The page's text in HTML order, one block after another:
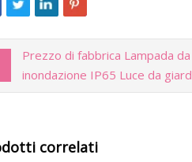
Prezzo di fabbrica Lampada
inondazione IP65 Luce da
correlati